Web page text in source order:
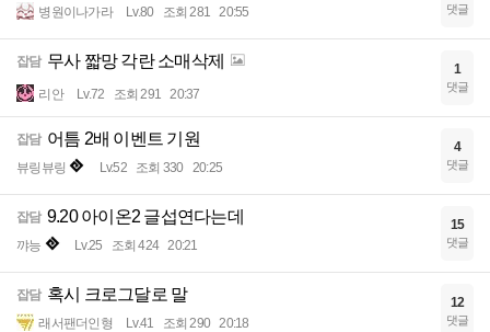
병원이나가라 Lv.80 조회 281 20:55 댓글
잡담 무사 짧망 각란 소매삭제
리안 Lv.72 조회 291 20:37
1
댓글
잡담 어틈 2배 이벤트 기원
뷰링뷰링 Lv.52 조회 330 20:25
4
댓글
잡담 9.20 아이온2 글섭연다는데
꺄능 Lv.25 조회 424 20:21
15
댓글
잡담 혹시 크로그달로 말
래서팬더인형 Lv.41 조회 290 20:18
12
댓글